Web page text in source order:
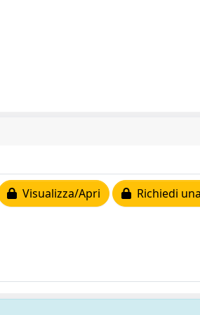
Visualizza/Apri Richiedi